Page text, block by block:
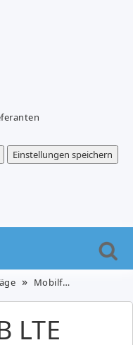
Einstellungen speichern
Mobilfunk
LTE